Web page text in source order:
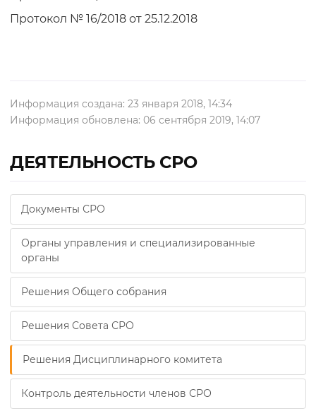
Протокол № 16/2018 от 25.12.2018
Информация создана: 23 января 2018, 14:34
Информация обновлена: 06 сентября 2019, 14:07
ДЕЯТЕЛЬНОСТЬ СРО
Документы СРО
Органы управления и специализированные
органы
Решения Общего собрания
Решения Совета СРО
Решения Дисциплинарного комитета
Контроль деятельности членов СРО